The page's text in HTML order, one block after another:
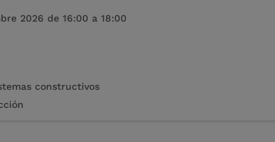
2026 de 16:00 a 18:00
constructivos